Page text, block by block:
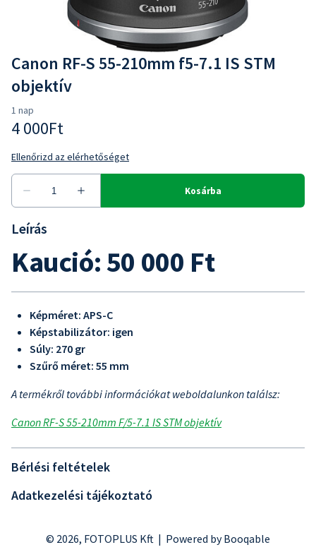
Canon RF-S 55-210mm f5-7.1 IS STM
objektív
Leírás
Kaució: 50 000 Ft
Képméret: APS-C
Képstabilizátor: igen
Súly: 270 gr
Szűrő méret: 55 mm
A termékről további információkat weboldalunkon találsz:
Canon RF-S 55-210mm F/5-7.1 IS STM objektív
Bérlési feltételek
Adatkezelési tájékoztató
© 2026, FOTOPLUS Kft | Powered by Booqable